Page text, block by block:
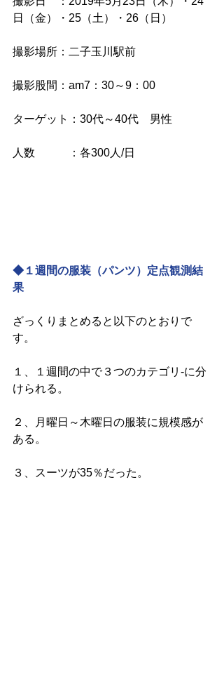
日（金）・25（土）・26（日）
撮影場所：二子玉川駅前
撮影股間：am7：30～9：00
ターゲット：30代～40代　男性
人数　　　：各300人/日
◆１週間の服装（パンツ）定点観測結
果
ざっくりまとめると以下のとおりで
す。
１、１週間の中で３つのカテゴリ-に分
けられる。
２、月曜日～木曜日の服装に規模感が
ある。
３、スーツが35％だった。